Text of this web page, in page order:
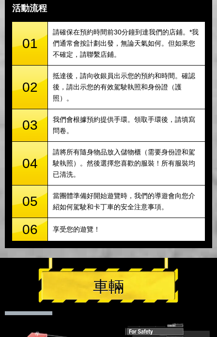
活動流程
01
請確保在預約時間前30分鐘到達我們的店鋪。*我
們通常會按計劃出發，無論天氣如何。但如果您
不確定，請聯繫店鋪。
02
抵達後，請向收銀員出示您的預約和時間。確認
後，請出示您的有效駕駛執照和身份證（護
照）。
03
我們會根據預約提供手環。領取手環後，請填寫
問卷。
04
請將所有隨身物品放入儲物櫃（需要身份證和駕
駛執照）。然後選擇您喜歡的服裝！所有服裝均
已清洗。
05
當團體準備好開始遊覽時，我們的導遊會向您介
紹如何駕駛和卡丁車的安全注意事項。
06 享受您的遊覽！
車輛